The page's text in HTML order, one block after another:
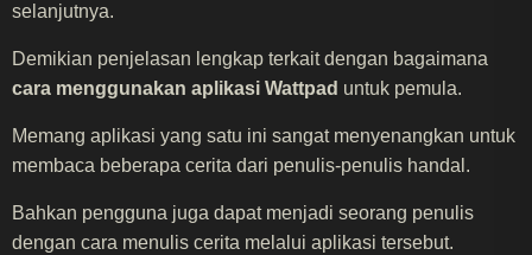
selanjutnya.
Demikian penjelasan lengkap terkait dengan bagaimana
cara menggunakan aplikasi Wattpad untuk pemula.
Memang aplikasi yang satu ini sangat menyenangkan untuk
membaca beberapa cerita dari penulis-penulis handal.
Bahkan pengguna juga dapat menjadi seorang penulis
dengan cara menulis cerita melalui aplikasi tersebut.